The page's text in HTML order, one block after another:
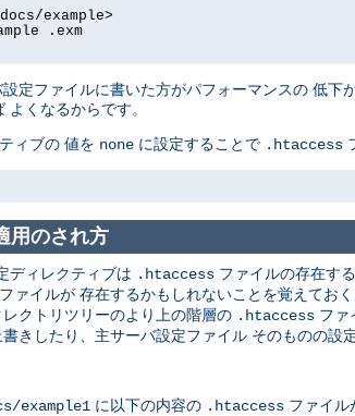
example>
.exm
定ファイルに書いた方がパフォーマンスの 低
くなるからです。
ィブの 値を none に設定することで .htaccess
用のされ方
ディレクティブは .htaccess ファイルの存在す
ファイルが 存在するかもしれないことを覚えてお
レクトリツリーのより上の階層の .htaccess ファ
きしたり、主サーバ設定ファイル そのものの設
example1 に以下の内容の .htaccess ファイル